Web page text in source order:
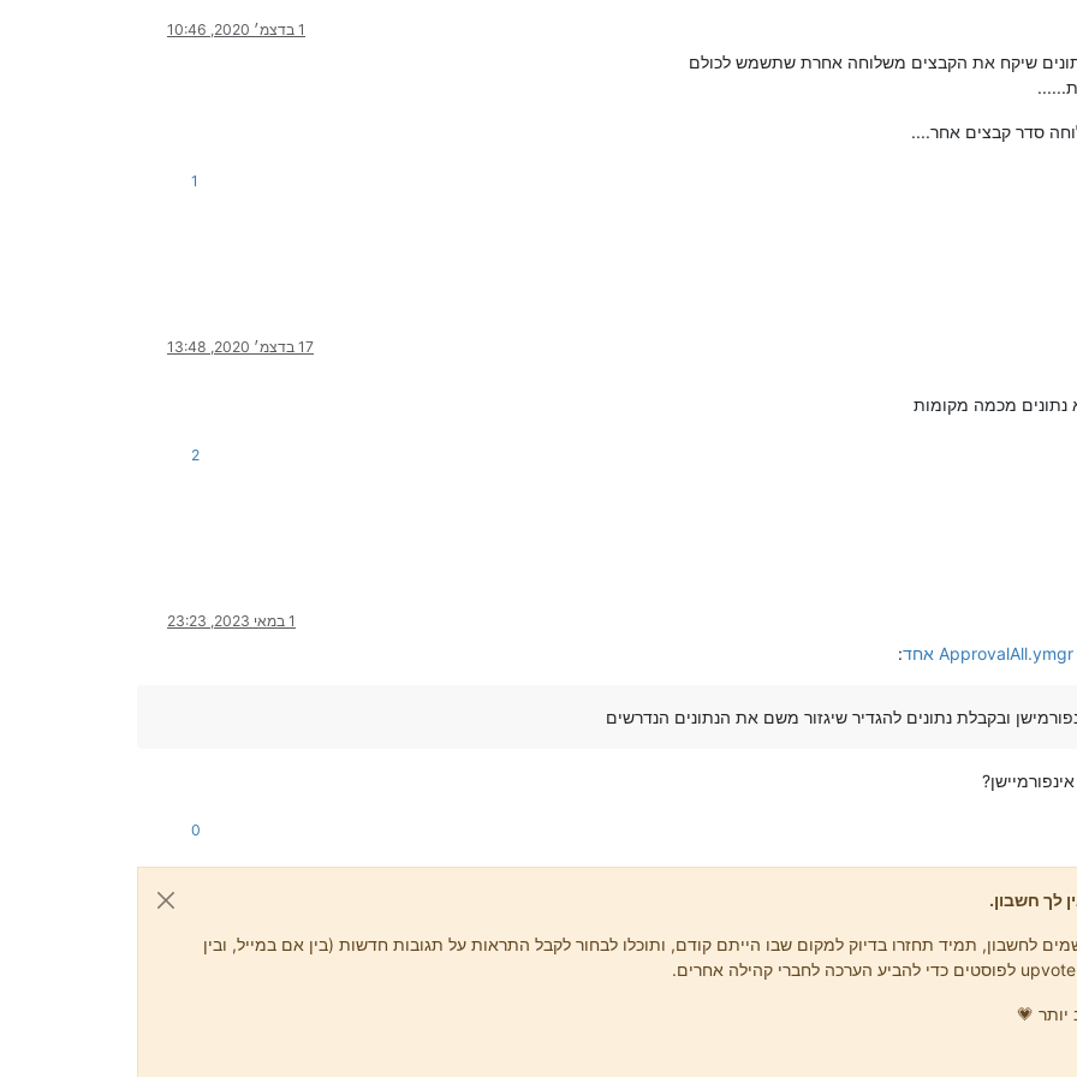
1 בדצמ׳ 2020, 10:46
שיקח את הקבצים משלוחה אחרת שתשמש לכולם
סדר קבצים אחר....
1
17 בדצמ׳ 2020, 13:48
מכמה מקומות
2
1 במאי 2023, 23:23
:
ובקבלת נתונים להגדיר שיגזור משם את הנתונים הנדרשים
0
לך חשבון.
לחשבון, תמיד תחזרו בדיוק למקום שבו הייתם קודם, ותוכלו לבחור לקבל התראות על תגובות חדשות (בין אם במייל, ובין
יותר 💗